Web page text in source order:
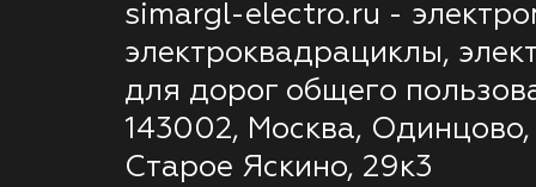
simargl-electro.ru -
электроквадрациклы,
для дорог общего
143002, Москва, Одинцово,
Старое Яскино, 29к3